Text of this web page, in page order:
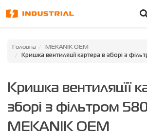
Головна
Категорії
Доставка та оплата
Головна MEKANIK OEM
Кришка вентиляцїї картера в зборі з
Кришка вентиляцїї
зборі з фільтром
MEKANIK OEM